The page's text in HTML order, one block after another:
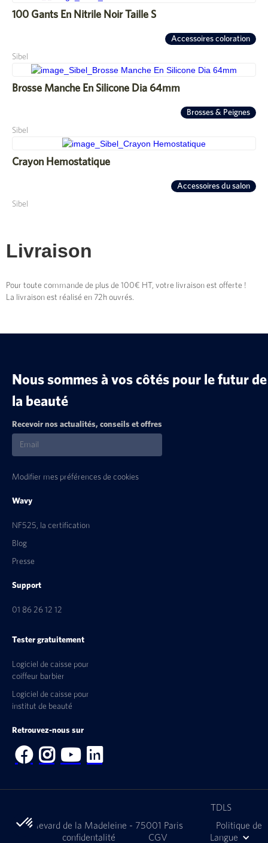
100 Gants En Nitrile Noir Taille S
Accessoires coloration
Sibel
Brosse Manche En Silicone Dia 64mm
Brosses & Peignes
Sibel
Crayon Hemostatique
Accessoires du salon
Sibel
Livraison
Pour toute commande de plus de 100€ HT, votre livraison est offerte !
La livraison est réalisé en 72h ouvrés.
Nous sommes à vos côtés pour le futur de
la beauté
Recevoir nos actualités, conseils et offres
Modifier mes préférences de cookies
Wavy
NF525, la certification
Blog
Presse
Support
01 86 26 12 12
Tester gratuitement
Logiciel de caisse pour
coiffeur barbier
Logiciel de caisse pour
institut de beauté
Retrouvez-nous sur
   
TDLS
9 Boulevard de la Madeleine - 75001 Paris
Politique de
confidentalité
CGV Langue